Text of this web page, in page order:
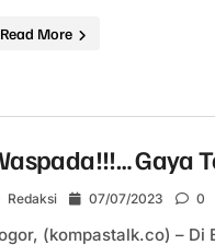
Read More
Gaya
Redaksi 07/07/2023 0
(kompastalk.co) –